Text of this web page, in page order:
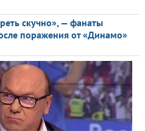
скучно», — фанаты
поражения от «Динамо»